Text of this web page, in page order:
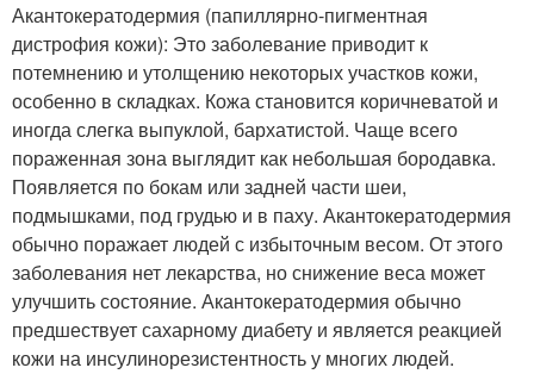
Акантокератодермия (папиллярно-пигментная
дистрофия кожи): Это заболевание приводит к
потемнению и утолщению некоторых участков кожи,
особенно в складках. Кожа становится коричневатой и
иногда слегка выпуклой, бархатистой. Чаще всего
пораженная зона выглядит как небольшая бородавка.
Появляется по бокам или задней части шеи,
подмышками, под грудью и в паху. Акантокератодермия
обычно поражает людей с избыточным весом. От этого
заболевания нет лекарства, но снижение веса может
улучшить состояние. Акантокератодермия обычно
предшествует сахарному диабету и является реакцией
кожи на инсулинорезистентность у многих людей.